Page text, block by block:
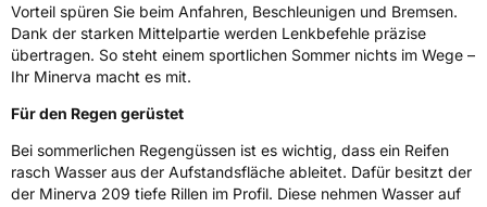
EU Label
EffizienzD
Nasshaftung C
Rollgeräusch (Klasse)B
Vorteil spüren Sie beim Anfahren, Beschleunigen und Bremsen.
Dank der starken Mittelpartie werden Lenkbefehle präzise
übertragen. So steht einem sportlichen Sommer nichts im Wege –
Ihr Minerva macht es mit.
Für den Regen gerüstet
Bei sommerlichen Regengüssen ist es wichtig, dass ein Reifen
rasch Wasser aus der Aufstandsfläche ableitet. Dafür besitzt der
der Minerva 209 tiefe Rillen im Profil. Diese nehmen Wasser auf